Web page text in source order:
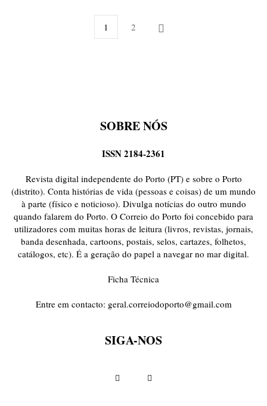
1 2
SOBRE NÓS
ISSN 2184-2361
Revista digital independente do Porto (PT) e sobre o Porto
(distrito). Conta histórias de vida (pessoas e coisas) de um mundo
à parte (físico e noticioso). Divulga notícias do outro mundo
quando falarem do Porto. O Correio do Porto foi concebido para
utilizadores com muitas horas de leitura (livros, revistas, jornais,
banda desenhada, cartoons, postais, selos, cartazes, folhetos,
catálogos, etc). É a geração do papel a navegar no mar digital.
Ficha Técnica
Entre em contacto: geral.correiodoporto@gmail.com
SIGA-NOS